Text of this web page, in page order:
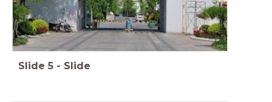
Slide 5 - Slide